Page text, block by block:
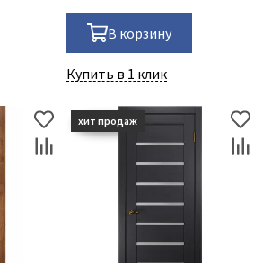
В корзину
Купить в 1 клик